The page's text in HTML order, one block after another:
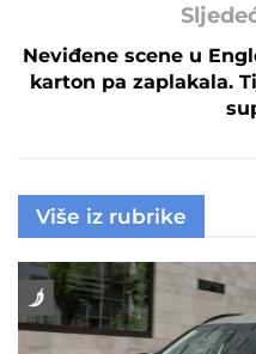
Neviđene scene u
karton pa zaplakala.
Više iz rubrike